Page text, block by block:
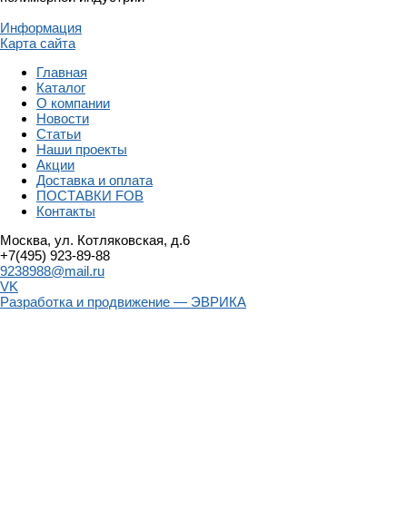
Информация
Карта сайта
Главная
Каталог
О компании
Новости
Статьи
Наши проекты
Акции
Доставка и оплата
ПОСТАВКИ FOB
Контакты
Москва, ул. Котляковская, д.6
+7(495) 923-89-88
9238988@mail.ru
VK
Разработка и продвижение — ЭВРИКА